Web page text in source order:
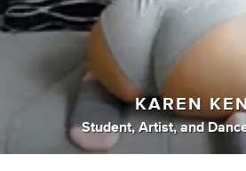
KAREN
Student, Artist, and